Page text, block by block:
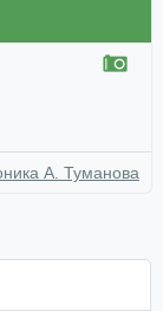
А. Туманова